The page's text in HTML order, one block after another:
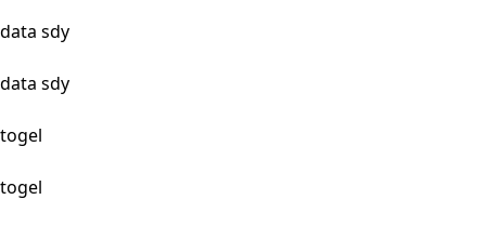
data sdy
data sdy
togel
togel